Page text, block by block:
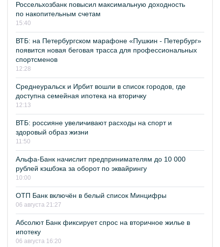
Россельхозбанк повысил максимальную доходность
по накопительным счетам
15:40
ВТБ: на Петербургском марафоне «Пушкин - Петербург»
появится новая беговая трасса для профессиональных
спортсменов
12:28
Среднеуральск и Ирбит вошли в список городов, где
доступна семейная ипотека на вторичку
12:13
ВТБ: россияне увеличивают расходы на спорт и
здоровый образ жизни
11:50
Альфа-Банк начислит предпринимателям до 10 000
рублей кэшбэка за оборот по эквайрингу
10:00
ОТП Банк включён в белый список Минцифры
06 августа 21:27
Абсолют Банк фиксирует спрос на вторичное жилье в
ипотеку
06 августа 16:20